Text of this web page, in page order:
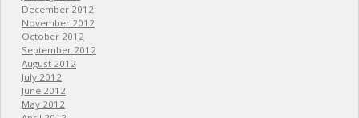
December 2012
November 2012
October 2012
September 2012
August 2012
July 2012
June 2012
May 2012